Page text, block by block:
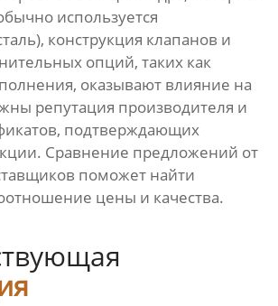
используется
конструкция клапанов и
опций, таких как
оказывают влияние на
репутация производителя и
подтверждающих
Сравнение предложений от
поможет найти
цены и качества.